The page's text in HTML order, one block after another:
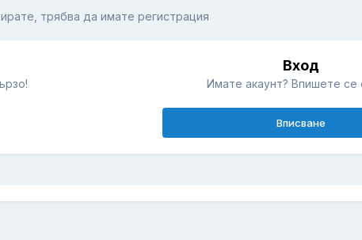
трябва да имате регистрация
Вход
Имате акаунт? Впишете се
Вписване